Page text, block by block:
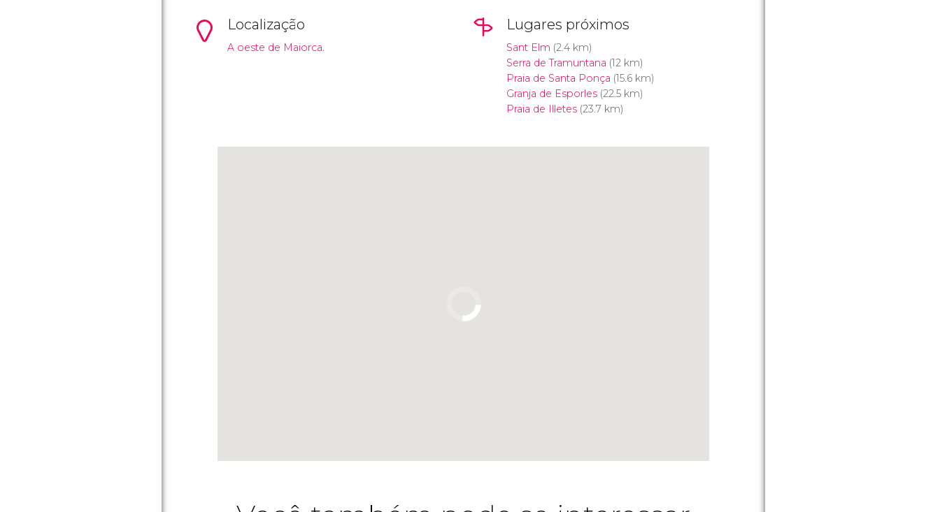
Localização
A oeste de Maiorca.
Lugares próximos
Sant Elm (2.4 km)
Serra de Tramuntana (12 km)
Praia de Santa Ponça (15.6 km)
Granja de Esporles(22.5 km)
Praia de Illetes(23.7 km)